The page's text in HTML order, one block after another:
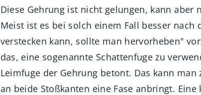
Diese Gehrung ist nicht gelungen, kann aber
Meist ist es bei solch einem Fall besser nach
verstecken kann, sollte man hervorheben"
das, eine sogenannte Schattenfuge zu
Leimfuge der Gehrung betont. Das kann
an beide Stoßkanten eine Fase anbringt.